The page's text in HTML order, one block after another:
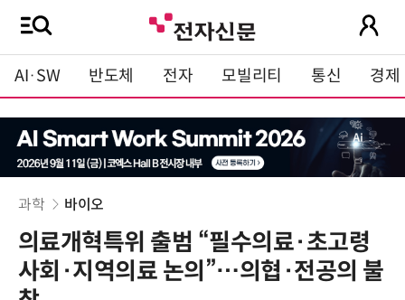
AI·SW 반도체 전자 모빌리티 통신 경제
과학 바이오
의료개혁특위 출범 “필수의료·초고령
사회·지역의료 논의”…의협·전공의 불